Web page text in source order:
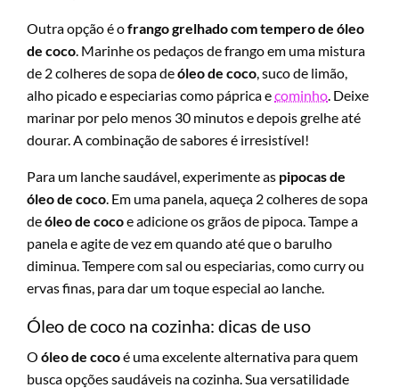
Outra opção é ofrango grelhado com tempero de óleo
de coco . Marinhe os pedaços de frango em uma mistura
de 2 colheres de sopa deóleo de coco , suco de limão,
alho picado e especiarias como páprica ecominho . Deixe
marinar por pelo menos 30 minutos e depois grelhe até
dourar. A combinação de sabores é irresistível!
Para um lanche saudável, experimente as pipocas de
óleo de coco . Em uma panela, aqueça 2 colheres de sopa
deóleo de cocoe adicione os grãos de pipoca. Tampe a
panela e agite de vez em quando até que o barulho
diminua. Tempere com sal ou especiarias, como curry ou
ervas finas, para dar um toque especial ao lanche.
Óleo de coco na cozinha: dicas de uso
O óleo de cocoé uma excelente alternativa para quem
busca opções saudáveis na cozinha. Sua versatilidade